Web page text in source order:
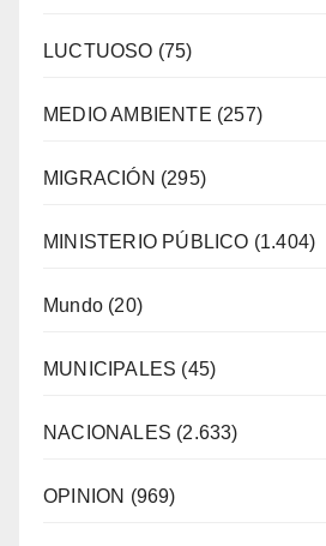
LUCTUOSO (75)
MEDIO AMBIENTE (257)
MIGRACIÓN (295)
MINISTERIO PÚBLICO (1.404)
Mundo (20)
MUNICIPALES (45)
NACIONALES (2.633)
OPINION (969)